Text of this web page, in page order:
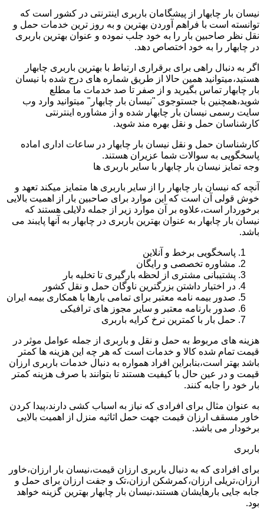
نیسان بار چابهار از پیشگامان باربری اینترنتی در کشور است که
توانسته است با فراهم آوردن بهترین و به روز ترین خدمات حمل و
نقل نظر صاحبین بار را به خود جلب نموده و عنوان بهترین باربری
در چابهار را به خود اختصاص دهد.
اگر به دنبال راهی برای برقراری ارتباط با بهترین باربری چابهار
هستید،میتوانید همین حالا از طریق شماره های درج شده با نیسان
بار چابهار تماس بگیرید و از صفر تا صد خدمات ما مطلع
شوید،همچنین با جستوجوی "نیسان بار چابهار" میتوانید وارد وب
سایت رسمی نیسان بار چابهار شده و از مشاوره اینترنتی
کارشناسان حمل و نقل بهره مند شوید.
کارشناسان حمل و نقل نیسان بار چابهار در ساعات اداری اماده
پاسخگویی به سوالات شما عزیران هستند.
وجه تمایز نیسان بار چابهار با سایر باربری ها
آنچه که نیسان بار چابهار را از سایر باربری ها متمایز میکند تعهد و
خوش قولی آن است که این موارد برای صاحبین بار از اهمیت بالایی
برخوردار است،علاوه بر آن موارد زیر از جمله دلایلی هستند که
نیسان بار چابهار به عنوان بهترین باربری در چابهار به آنها پایبند می
باشد.
پاسخگویی برخط و آنلاین
مشاوره تخصصی و رایگان
پشتیبانی مشتری از لحظه بارگیری تا تخلیه بار
در اختیار داشتن بزرگترین ناوگان حمل و نقل کشور
صدور بیمه نامه معتبر برای تمامی بارها با همکاری بیمه ایران
صدور بارنامه معتبر و سایر مجوز های ترافیکی
حمل بار با کمترین نرخ کرایه باربری
هزینه های مربوط به حمل و نقل و باربری از جمله عوامل موثر در
قیمت تمام شده کالا و خدمات است که هر چه این هزینه ها کمتر
باشد بهتر است،بنابراین افراد همواره به دنبال خدمات باربری ارزان
قیمت و در عین حال با کیفیت هستند تا بتوانند با صرف هزینه کمتر
بار خود را جابه کنند.
به عنوان مثال برای افرادی که نیاز به اسباب کشی دارند،پیدا کردن
خاور مسقف ارزان قیمت جهت حمل اثاثیه منزل از اهمیت بالایی
برخودار می باشد.
باربری
برای افرادی که به دنبال باربری ارزان قیمت،نیسان بار ارزان،خاور
ارزان،تریلی ارزان،کمرشکن ارزان،تک و جفت ارزان برای حمل و
جابه جایی بارهایشان هستند،نیسان بار چابهار بهترین گزینه خواهد
بود.